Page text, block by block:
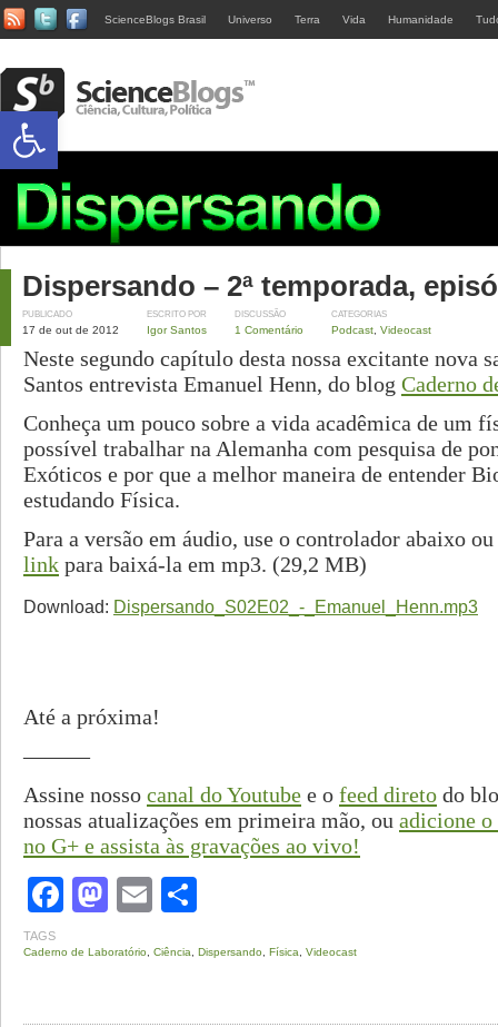
ScienceBlogs Brasil Universo Terra Vida Humanidade
Dispersando – 2ª temporada,
PUBLICADO
17 de out de 2012
ESCRITO POR
Igor Santos
DISCUSSÃO
1 Comentário
CATEGORIAS
Podcast Videocast
Neste segundo capítulo desta nossa excitante nova
Santos entrevista Emanuel Henn, do blog Caderno
Conheça um pouco sobre a vida acadêmica de um
possível trabalhar na Alemanha com pesquisa de
Exóticos e por que a melhor maneira de entender
estudando Física.
Para a versão em áudio, use o controlador abaixo ou
link para baixá-la em mp3. (29,2 MB)
Download: Dispersando_S02E02_-_Emanuel_Henn.mp3
Até a próxima!
———
Assine nosso canal do Youtube e o feed direto do
nossas atualizações em primeira mão, ou adicione o
no G+ e assista às gravações ao vivo!
Facebook
Mastodon
Email
TAGS
Caderno de Laboratório Ciência Dispersando Física Videocast
Abrir a barra de ferramentas